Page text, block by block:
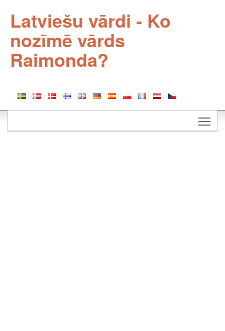
Latviešu vārdi - Ko
nozīmē vārds
Raimonda?